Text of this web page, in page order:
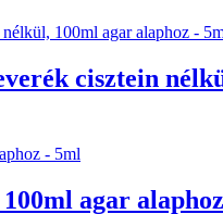
cisztein
agar